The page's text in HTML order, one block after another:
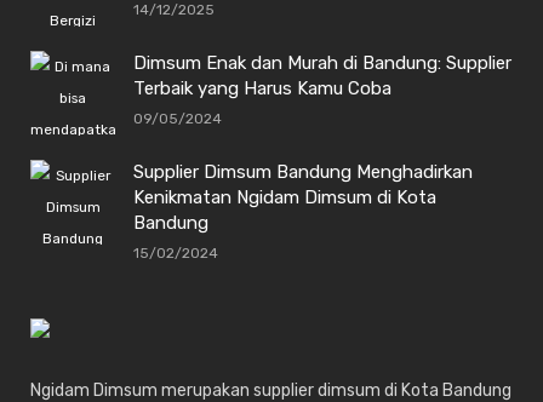
14/12/2025
Dimsum Enak dan Murah di Bandung: Supplier
Terbaik yang Harus Kamu Coba
09/05/2024
Supplier Dimsum Bandung Menghadirkan
Kenikmatan Ngidam Dimsum di Kota
Bandung
15/02/2024
Ngidam Dimsum merupakan supplier dimsum di Kota Bandung